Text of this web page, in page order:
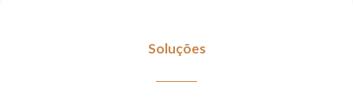
Soluções